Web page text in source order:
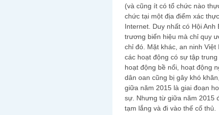
(và cũng ít có tổ chức nào
chức tại một địa điểm xác
Internet. Duy nhất có Hội
trương biển hiệu mà chỉ quy
chỉ đó. Mặt khác, an ninh
các hoạt động có sự tập
hoạt động bề nổi, hoạt động
dân oan cũng bị gây khó
giữa năm 2015 là giai đoạn
sự. Nhưng từ giữa năm 2015
tạm lắng và đi vào thế cố thủ.